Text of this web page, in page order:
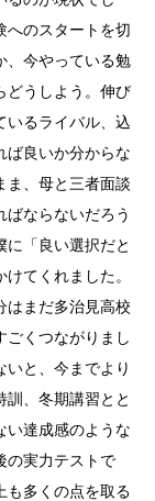
へのスタートを切
、今やっている勉
どうしよう。伸び
いるライバル、込
ば良いか分からな
ま、母と三者面談
ばならないだろう
に「良い選択だと
てくれました。
はまだ多治見高校
ごくつながりまし
いと、今までより
訓、冬期講習とと
い達成感のような
の実力テストで
も多くの点を取る